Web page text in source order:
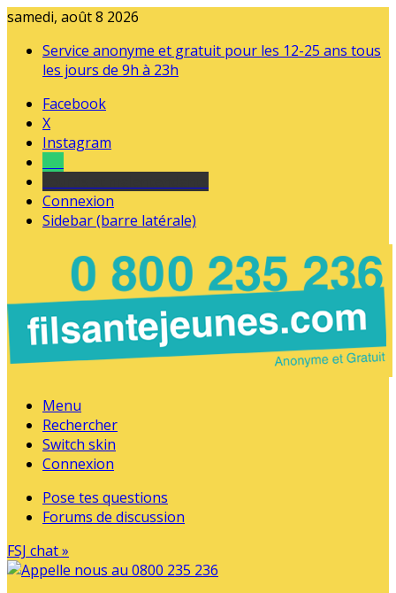
samedi, août 8 2026
Service anonyme et gratuit pour les 12-25 ans tous
les jours de 9h à 23h
Facebook
X
Instagram
Connexion
Sidebar (barre latérale)
Menu
Rechercher
Switch skin
Connexion
Pose tes questions
Forums de discussion
FSJ chat »